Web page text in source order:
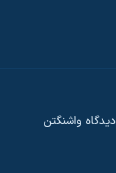
دیدگاه‌ واشنگتن